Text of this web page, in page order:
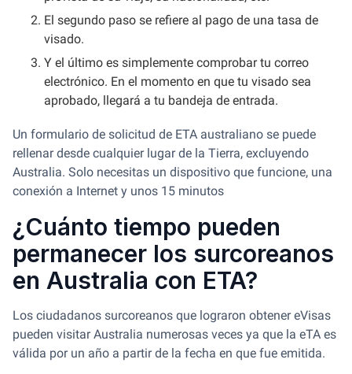
El segundo paso se refiere al pago de una tasa de
visado.
Y el último es simplemente comprobar tu correo
electrónico. En el momento en que tu visado sea
aprobado, llegará a tu bandeja de entrada.
Un formulario de solicitud de ETA australiano se puede
rellenar desde cualquier lugar de la Tierra, excluyendo
Australia. Solo necesitas un dispositivo que funcione, una
conexión a Internet y unos 15 minutos
¿Cuánto tiempo pueden
permanecer los surcoreanos
en Australia con ETA?
Los ciudadanos surcoreanos que lograron obtener eVisas
pueden visitar Australia numerosas veces ya que la eTA es
válida por un año a partir de la fecha en que fue emitida.